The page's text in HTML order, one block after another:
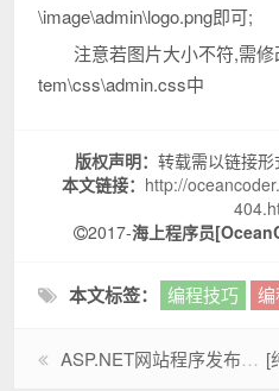
\image\admin\logo.png即可;
注意若图片大小不符,需
tem\css\admin.css中
版权声明： 转载需以链接
本文链接： http://
2017-海上程序员
本文标签： 编程技巧
ASP.NET网站程序发布到IIS之后，页面中的MP4视频无法播放